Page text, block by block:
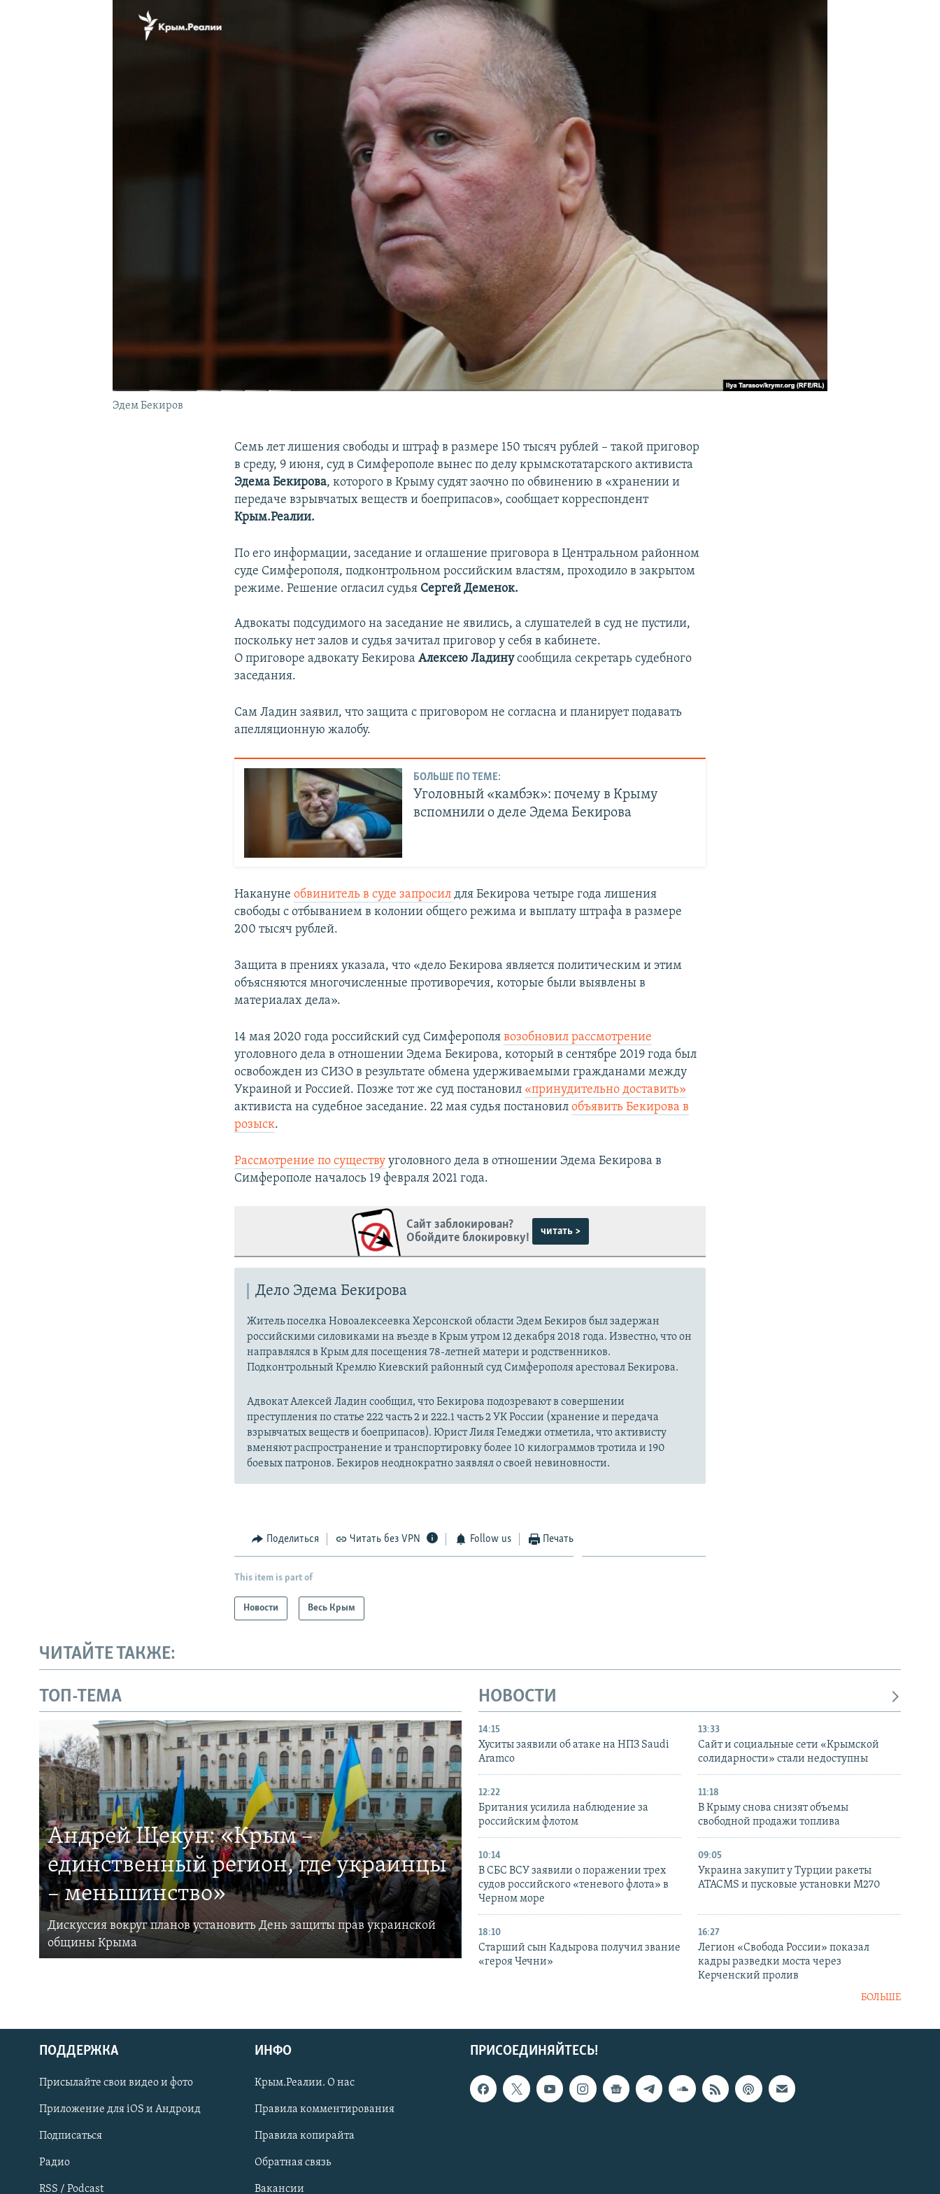
Українською
Qırımtatar
ПРИСОЕДИНЯЙТЕСЬ!
Эдем Бекиров
Семь лет лишения свободы и штраф в размере 150 тысяч рублей – такой приговор
в среду, 9 июня, суд в Симферополе вынес по делу крымскотатарского активиста
Эдема Бекирова, которого в Крыму судят заочно по обвинению в «хранении и
передаче взрывчатых веществ и боеприпасов», сообщает корреспондент
Крым.Реалии.
По его информации, заседание и оглашение приговора в Центральном районном
суде Симферополя, подконтрольном российским властям, проходило в закрытом
режиме. Решение огласил судья Сергей Деменок.
Адвокаты подсудимого на заседание не явились, а слушателей в суд не пустили,
поскольку нет залов и судья зачитал приговор у себя в кабинете.
О приговоре адвокату БекироваАлексею Ладинусообщила секретарь судебного
заседания.
Сам Ладин заявил, что защита с приговором не согласна и планирует подавать
апелляционную жалобу.
БОЛЬШЕ ПО ТЕМЕ:
Уголовный «камбэк»: почему в Крыму
вспомнили о деле Эдема Бекирова
Наканунеобвинитель в суде запросилдля Бекирова четыре года лишения
свободы с отбыванием в колонии общего режима и выплату штрафа в размере
200 тысяч рублей.
Защита в прениях указала, что «дело Бекирова является политическим и этим
объясняются многочисленные противоречия, которые были выявлены в
материалах дела».
14 мая 2020 года российский суд Симферополявозобновил рассмотрение
уголовного дела в отношении Эдема Бекирова, который в сентябре 2019 года был
освобожден из СИЗО в результате обмена удерживаемыми гражданами между
Украиной и Россией. Позже тот же суд постановил «принудительно доставить»
активиста на судебное заседание. 22 мая судья постановилобъявить Бекирова в
розыск.
Рассмотрение по существу уголовного дела в отношении Эдема Бекирова в
Симферополе началось 19 февраля 2021 года.
Сайт заблокирован?
Обойдите блокировку!
читать >
Дело Эдема Бекирова
Житель поселка Новоалексеевка Херсонской области Эдем Бекиров был задержан
российскими силовиками на въезде в Крым утром 12 декабря 2018 года. Известно, что он
направлялся в Крым для посещения 78-летней матери и родственников.
Подконтрольный Кремлю Киевский районный суд Симферополя арестовал Бекирова.
Адвокат Алексей Ладин сообщил, что Бекирова подозревают в совершении
преступления по статье 222 часть 2 и 222.1 часть 2 УК России (хранение и передача
взрывчатых веществ и боеприпасов). Юрист Лиля Гемеджи отметила, что активисту
вменяют распространение и транспортировку более 10 килограммов тротила и 190
боевых патронов. Бекиров неоднократно заявлял о своей невиновности.
Поделиться Читать без VPN Follow us Печать
This item is part of
Новости Весь Крым
ЧИТАЙТЕ ТАКЖЕ:
ТОП-ТЕМА
Андрей Щекун: «Крым –
единственный регион, где украинцы
– меньшинство»
Дискуссия вокруг планов установить День защиты прав украинской
общины Крыма
НОВОСТИ
14:15
Хуситы заявили об атаке на НПЗ Saudi
Aramco
13:33
Сайт и социальные сети «Крымской
солидарности» стали недоступны
12:22
Британия усилила наблюдение за
российским флотом
11:18
В Крыму снова снизят объемы
свободной продажи топлива
10:14
В СБС ВСУ заявили о поражении трех
судов российского «теневого флота» в
Черном море
09:05
Украина закупит у Турции ракеты
ATACMS и пусковые установки M270
18:10
Старший сын Кадырова получил звание
«героя Чечни»
16:27
Легион «Свобода России» показал
кадры разведки моста через
Керченский пролив
БОЛЬШЕ
ПРИСОЕДИНЯЙТЕСЬ!
ПОДДЕРЖКА
Присылайте свои видео и фото
Приложение для iOS и Андроид
Подписаться
Радио
RSS / Podcast
ИНФО
Крым.Реалии. О нас
Правила комментирования
Правила копирайта
Обратная связь
Вакансии